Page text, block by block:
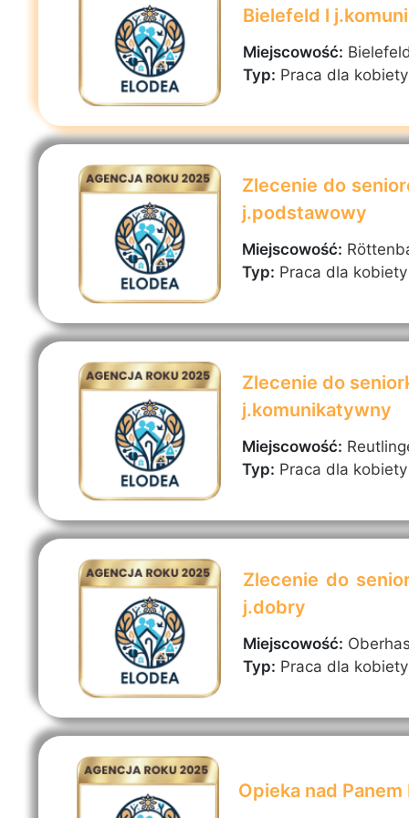
Bielefeld l
Miejscowość:
Typ: Praca dla kobiety
Zlecenie do
j.podstawowy
Miejscowość:
Typ: Praca dla kobiety
Zlecenie do
j.komunikatywny
Miejscowość:
Typ: Praca dla kobiety
Zlecenie do
j.dobry
Miejscowość:
Typ: Praca dla kobiety
Opieka nad